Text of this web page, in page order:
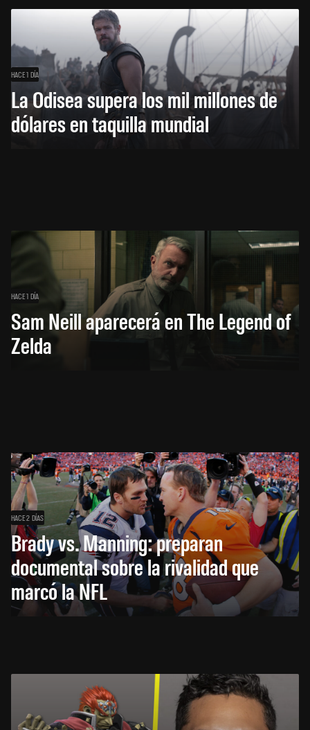
HACE 1 DÍA
La Odisea supera los mil millones de
dólares en taquilla mundial
HACE 1 DÍA
Sam Neill aparecerá en The Legend of
Zelda
HACE 2 DÍAS
Brady vs. Manning: preparan
documental sobre la rivalidad que
marcó la NFL